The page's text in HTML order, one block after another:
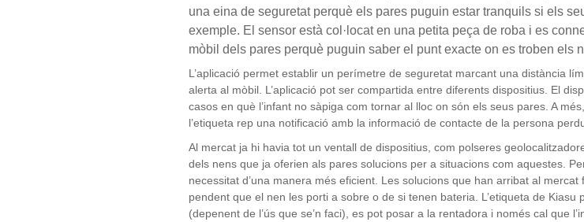
una eina de seguretat perquè els pares puguin estar tranquils si els
exemple. El sensor està col·locat en una petita peça de roba i es
mòbil dels pares perquè puguin saber el punt exacte on es troben els
L’aplicació permet establir un perímetre de seguretat marcant una distància
alerta al mòbil. L’aplicació pot ser compartida entre diferents dispositius. El
casos en què l’infant no sàpiga com tornar al lloc on són els seus pares. A
l’etiqueta rep una notificació amb la informació de contacte de la persona
Al mercat ja hi havia tot un ventall de dispositius, com polseres
dels nens que ja oferien als pares solucions per a situacions com aquestes.
necessitat d’una manera més eficient. Les solucions que han arribat al
pendent que el nen les porti a sobre o de si tenen bateria. L’etiqueta de
(depenent de l’ús que se’n faci), es pot posar a la rentadora i només cal que